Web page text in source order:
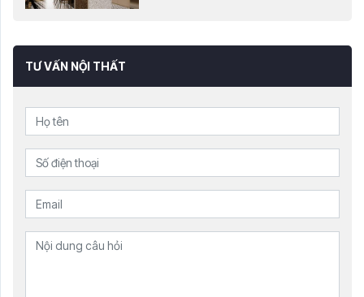
TƯ VẤN NỘI THẤT